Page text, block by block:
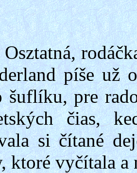
Osztatná,
píše už
šuflíku, pre
čias,
si čítané
ktoré vyčítala